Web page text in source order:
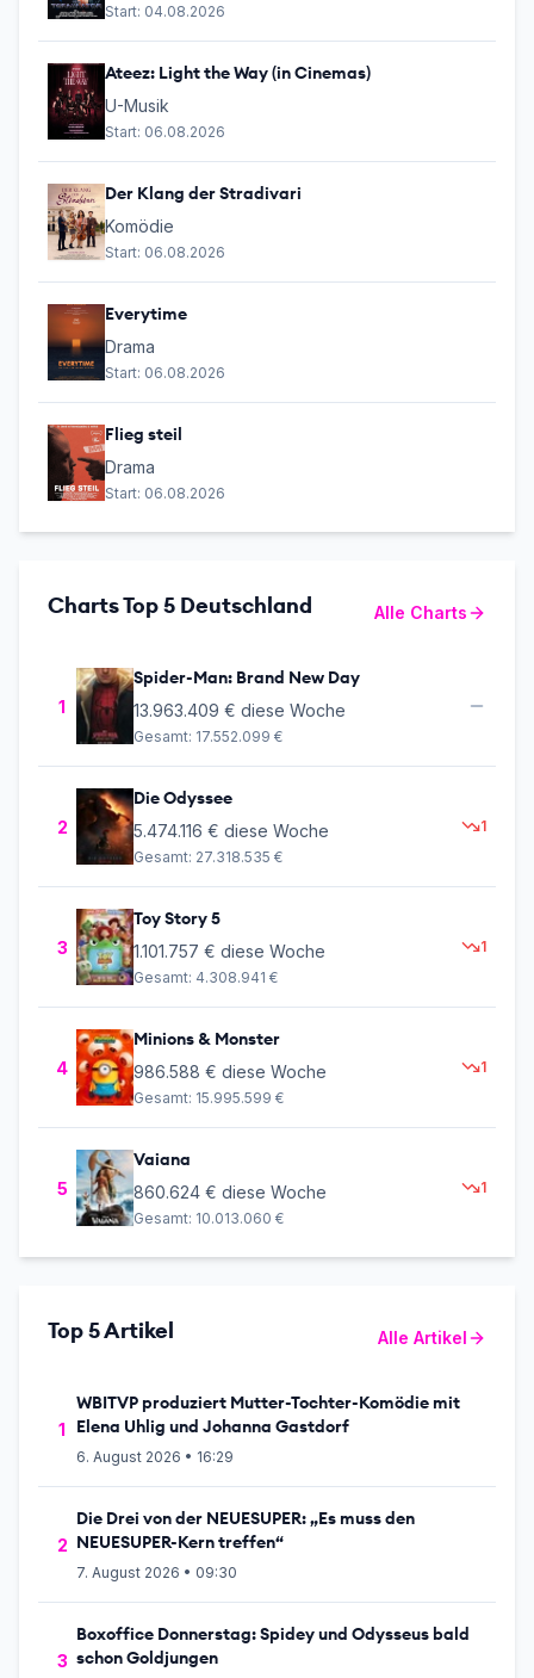
Start: 04.08.2026
Ateez: Light the Way (in Cinemas)
U-Musik
Start: 06.08.2026
Der Klang der Stradivari
Komödie
Start: 06.08.2026
Everytime
Drama
Start: 06.08.2026
Flieg steil
Drama
Start: 06.08.2026
Charts Top 5 Deutschland Alle Charts
1
Spider-Man: Brand New Day
13.963.409 € diese Woche
Gesamt: 17.552.099 €
2
Die Odyssee
5.474.116 € diese Woche
Gesamt: 27.318.535 €
1
3
Toy Story 5
1.101.757 € diese Woche
Gesamt: 4.308.941 €
1
4
Minions & Monster
986.588 € diese Woche
Gesamt: 15.995.599 €
1
5
Vaiana
860.624 € diese Woche
Gesamt: 10.013.060 €
1
Top 5 Artikel Alle Artikel
1
WBITVP produziert Mutter-Tochter-Komödie mit
Elena Uhlig und Johanna Gastdorf
6. August 2026 • 16:29
2
Die Drei von der NEUESUPER: „Es muss den
NEUESUPER-Kern treffen“
7. August 2026 • 09:30
3
Boxoffice Donnerstag: Spidey und Odysseus bald
schon Goldjungen